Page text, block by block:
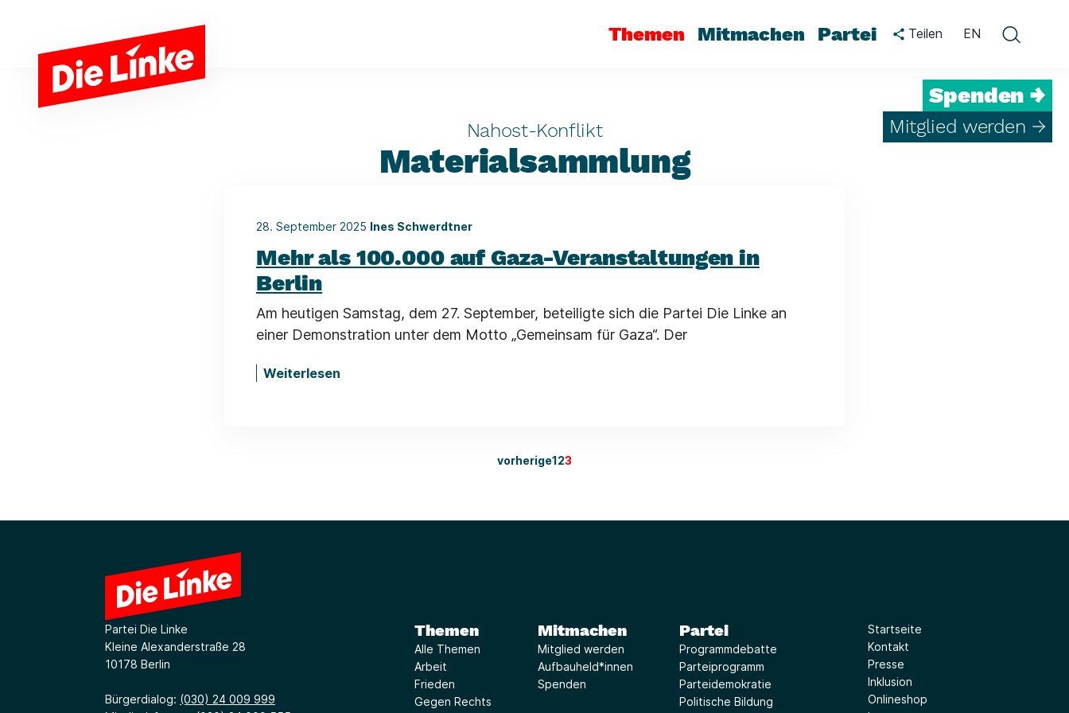
Themen Mitmachen Partei Teilen EN
Spenden →
Mitglied werden →
Nahost-Konflikt
Materialsammlung
28. September 2025 Ines Schwerdtner
Mehr als 100.000 auf Gaza-Veranstaltungen in
Berlin
Am heutigen Samstag, dem 27. September, beteiligte sich die Partei Die Linke an
einer Demonstration unter dem Motto „Gemeinsam für Gaza“. Der
Weiterlesen
vorherige123
Partei Die Linke
Kleine Alexanderstraße 28
10178 Berlin
Bürgerdialog: (030) 24 009 999
Themen
Alle Themen
Arbeit
Frieden
Gegen Rechts
Mitmachen
Mitglied werden
Aufbauheld*innen
Spenden
Partei
Programmdebatte
Parteiprogramm
Parteidemokratie
Politische Bildung
Startseite
Kontakt
Presse
Inklusion
Onlineshop